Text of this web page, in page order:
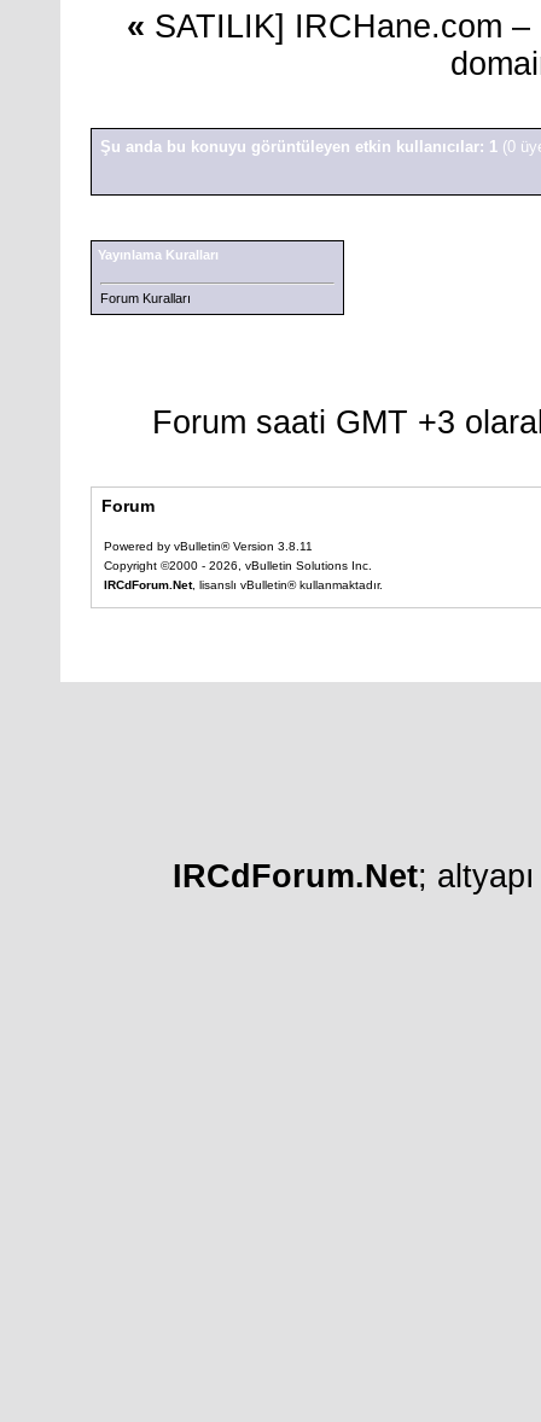
« SATILIK] IRCHane.com
Şu anda bu konuyu görüntüleyen etkin kullanıcılar: 1 (0
Yayınlama Kuralları
Forum Kuralları
Forum saati GMT +3
Forum
Powered by vBulletin® Version 3.8.11
Copyright ©2000 - 2026, vBulletin Solutions Inc.
IRCdForum.Net, lisanslı vBulletin® kullanmaktadır.
IRCdForum.Net;